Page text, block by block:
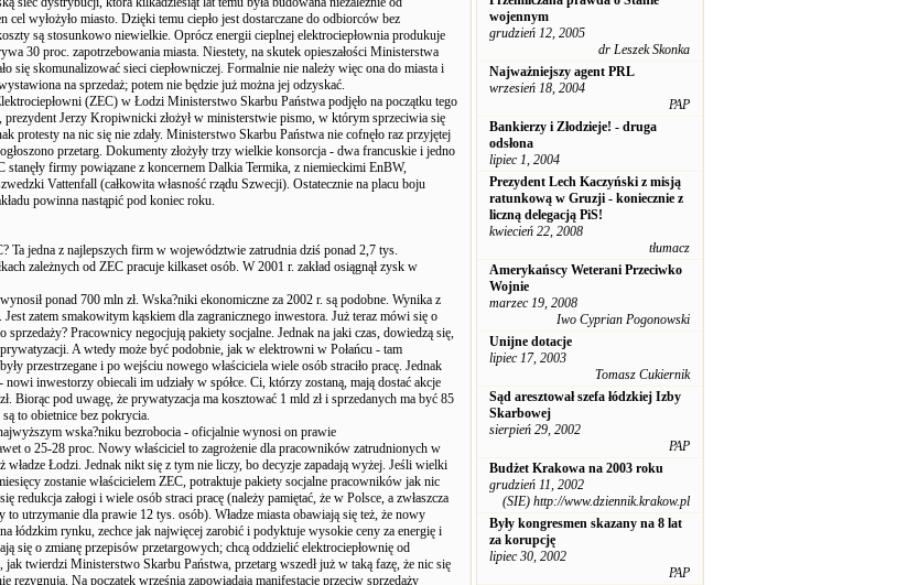
cel wyłożyło miasto. Dzięki temu ciepło jest dostarczane do odbiorców bez
są stosunkowo niewielkie. Oprócz energii cieplnej elektrociepłownia produkuje
30 proc. zapotrzebowania miasta. Niestety, na skutek opieszałości Ministerstwa
się skomunalizować sieci ciepłowniczej. Formalnie nie należy więc ona do miasta i
na sprzedaż; potem nie będzie już można jej odzyskać.
(ZEC) w Łodzi Ministerstwo Skarbu Państwa podjęło na początku tego
prezydent Jerzy Kropiwnicki złożył w ministerstwie pismo, w którym sprzeciwia się
protesty na nic się nie zdały. Ministerstwo Skarbu Państwa nie cofnęło raz przyjętej
przetarg. Dokumenty złożyły trzy wielkie konsorcja - dwa francuskie i jedno
stanęły firmy powiązane z koncernem Dalkia Termika, z niemieckimi EnBW,
Vattenfall (całkowita własność rządu Szwecji). Ostatecznie na placu boju
powinna nastąpić pod koniec roku.
Ta jedna z najlepszych firm w województwie zatrudnia dziś ponad 2,7 tys.
zależnych od ZEC pracuje kilkaset osób. W 2001 r. zakład osiągnął zysk w
ponad 700 mln zł. Wska?niki ekonomiczne za 2002 r. są podobne. Wynika z
zatem smakowitym kąskiem dla zagranicznego inwestora. Już teraz mówi się o
sprzedaży? Pracownicy negocjują pakiety socjalne. Jednak na jaki czas, dowiedzą się,
A wtedy może być podobnie, jak w elektrowni w Połańcu - tam
przestrzegane i po wejściu nowego właściciela wiele osób straciło pracę. Jednak
nowi inwestorzy obiecali im udziały w spółce. Ci, którzy zostaną, mają dostać akcje
Biorąc pod uwagę, że prywatyzacja ma kosztować 1 mld zł i sprzedanych ma być 85
to obietnice bez pokrycia.
wska?niku bezrobocia - oficjalnie wynosi on prawie
o 25-28 proc. Nowy właściciel to zagrożenie dla pracowników zatrudnionych w
władze Łodzi. Jednak nikt się z tym nie liczy, bo decyzje zapadają wyżej. Jeśli wielki
zostanie właścicielem ZEC, potraktuje pakiety socjalne pracowników jak nic
redukcja załogi i wiele osób straci pracę (należy pamiętać, że w Polsce, a zwłaszcza
utrzymanie dla prawie 12 tys. osób). Władze miasta obawiają się też, że nowy
łódzkim rynku, zechce jak najwięcej zarobić i podyktuje wysokie ceny za energię i
się o zmianę przepisów przetargowych; chcą oddzielić elektrociepłownię od
jak twierdzi Ministerstwo Skarbu Państwa, przetarg wszedł już w taką fazę, że nic się
rezygnują. Na początek września zapowiadają manifestację przeciw sprzedaży
wojennym
grudzień 12, 2005
dr Leszek Skonka
Najważniejszy agent PRL
wrzesień 18, 2004
PAP
Bankierzy i Złodzieje! - druga
odsłona
lipiec 1, 2004
Prezydent Lech Kaczyński z misją
ratunkową w Gruzji - koniecznie z
liczną delegacją PiS!
kwiecień 22, 2008
tłumacz
Amerykańscy Weterani Przeciwko
Wojnie
marzec 19, 2008
Iwo Cyprian Pogonowski
Unijne dotacje
lipiec 17, 2003
Tomasz Cukiernik
Sąd aresztował szefa łódzkiej Izby
Skarbowej
sierpień 29, 2002
PAP
Budżet Krakowa na 2003 roku
grudzień 11, 2002
(SIE) http://www.dziennik.krakow.pl
Były kongresmen skazany na 8 lat
za korupcję
lipiec 30, 2002
PAP